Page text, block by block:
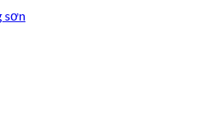
sơn